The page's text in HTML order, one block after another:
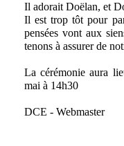
Il adorait Doëlan, et
Il est trop tôt pour
pensées vont aux
tenons à assurer de
La cérémonie aura
mai à 14h30
DCE - Webmaster